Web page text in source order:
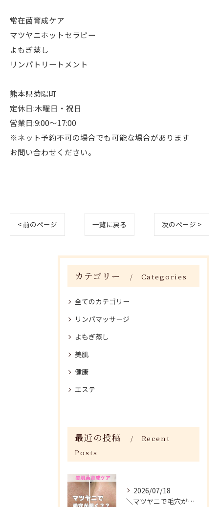
常在菌育成ケア
マツヤニホットセラピー
よもぎ蒸し
リンパトリートメント
熊本県菊陽町
定休日:木曜日・祝日
営業日:9:00〜17:00
※ネット予約不可の場合でも可能な場合があります
お問い合わせください。
< 前のページ 一覧に戻る 次のページ >
カテゴリー Categories
全てのカテゴリー
リンパマッサージ
よもぎ蒸し
美肌
健康
エステ
最近の投稿
Recent
Posts
2026/07/18
＼マツヤニで毛穴が開く？／